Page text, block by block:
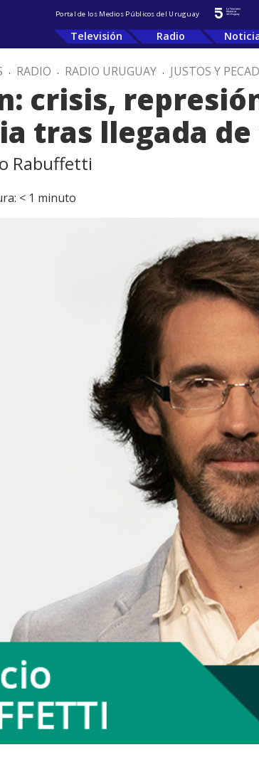
Portal de los Medios Públicos del Uruguay
Televisión Radio
. RADIO . RADIO URUGUAY . JUSTOS Y
crisis,
tras llegada
Rabuffetti
< 1 minuto